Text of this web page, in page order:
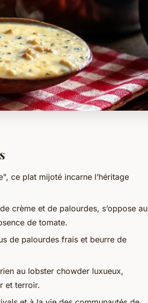
ce plat mijoté incarne l’héritage
crème et de palourdes, s’oppose au
de tomate.
de palourdes frais et beurre de
au lobster chowder luxueux,
et terroir.